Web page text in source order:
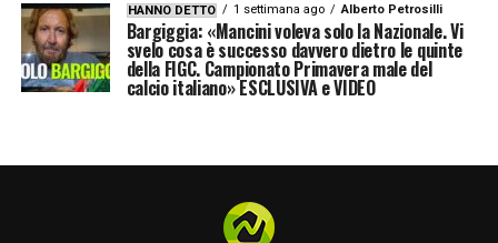
HANNO DETTO 1 settimana ago Alberto Petrosilli
Bargiggia: «Mancini voleva solo la Nazionale. Vi
svelo cosa è successo davvero dietro le quinte
della FIGC. Campionato Primavera male del
calcio italiano» ESCLUSIVA e VIDEO